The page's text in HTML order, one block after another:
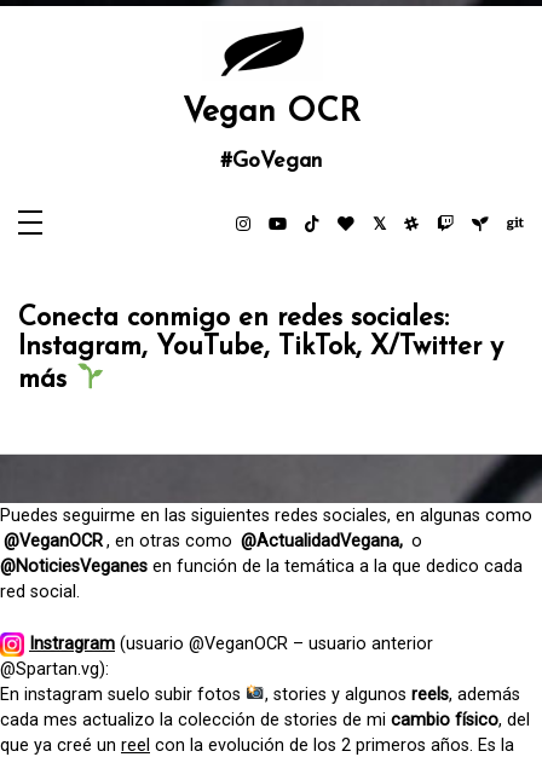
Saltar
Vegan OCR
#GoVegan
Conecta conmigo en redes sociales:
Instagram, YouTube, TikTok, X/Twitter y
más
Puedes seguirme en las siguientes redes sociales, en algunas como
@VeganOCR, en otras como @ActualidadVegana, o
@NoticiesVeganes en función de la temática a la que dedico cada
red social.
Instragram (usuario @VeganOCR – usuario anterior
@Spartan.vg):
En instagram suelo subir fotos
, stories y algunosreels, además
cada mes actualizo la colección de stories de mi cambio físico, del
que ya creé un reel con la evolución de los 2 primeros años. Es la